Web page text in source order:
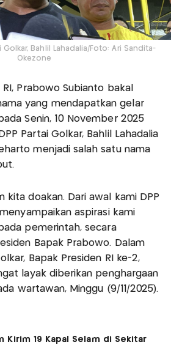
Golkar, Bahlil Lahadalia/Foto: Ari Sandita-
Okezone
Prabowo Subianto bakal
yang mendapatkan gelar
Senin, 10 November 2025
Partai Golkar, Bahlil Lahadalia
menjadi salah satu nama
kita doakan. Dari awal kami DPP
aspirasi kami
pemerintah, secara
Bapak Prabowo. Dalam
Bapak Presiden RI ke-2,
layak diberikan penghargaan
wartawan, Minggu (9/11/2025).
Kirim 19 Kapal Selam di Sekitar